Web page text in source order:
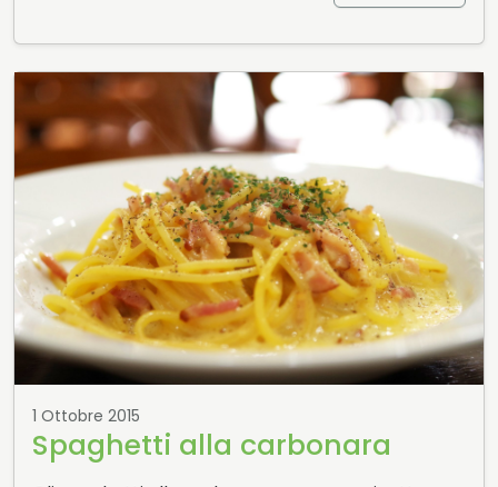
1 Ottobre 2015
Spaghetti alla carbonara